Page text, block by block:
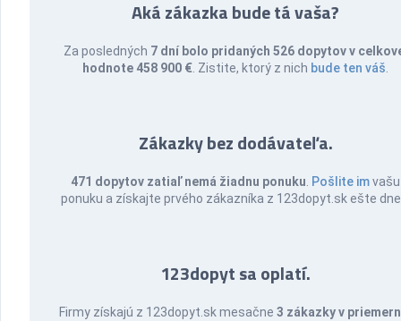
Aká zákazka bude tá vaša?
Za posledných 7 dní bolo pridaných 526 dopytov v
hodnote 458 900 € . Zistite, ktorý z nich bude ten váš
Zákazky bez dodávateľa.
471 dopytov zatiaľ nemá žiadnu ponuku Pošlite imvašu
ponuku a získajte prvého zákazníka z 123dopyt.sk ešte
123dopyt sa oplatí.
Firmy získajú z 123dopyt.sk mesačne3 zákazky v